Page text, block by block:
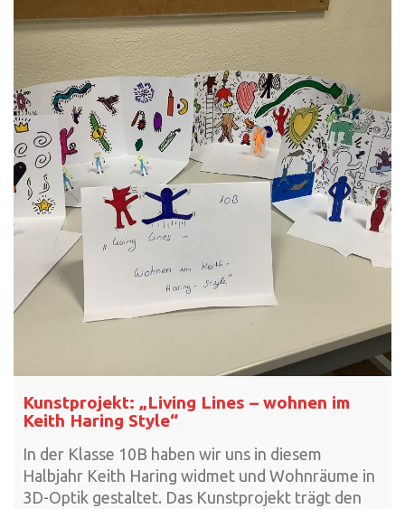
Kunstprojekt: „Living Lines – wohnen im
Keith Haring Style“
In der Klasse 10B haben wir uns in diesem
Halbjahr Keith Haring widmet und Wohnräume in
3D-Optik gestaltet. Das Kunstprojekt trägt den